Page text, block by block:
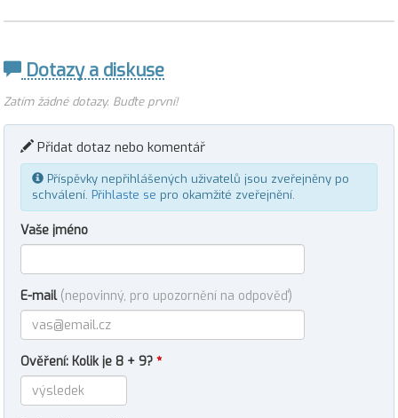
Dotazy a diskuse
Zatím žádné dotazy. Buďte první!
Přidat dotaz nebo komentář
Příspěvky nepřihlášených uživatelů jsou zveřejněny po
schválení. Přihlaste se pro okamžité zveřejnění.
Vaše jméno
E-mail (nepovinný, pro upozornění na odpověď)
Ověření: Kolik je 8 + 9? *